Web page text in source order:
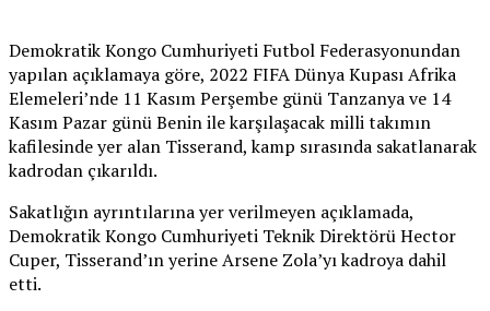
Demokratik Kongo Cumhuriyeti Futbol Federasyonundan
yapılan açıklamaya göre, 2022 FIFA Dünya Kupası Afrika
Elemeleri’nde 11 Kasım Perşembe günü Tanzanya ve 14
Kasım Pazar günü Benin ile karşılaşacak milli takımın
kafilesinde yer alan Tisserand, kamp sırasında sakatlanarak
kadrodan çıkarıldı.
Sakatlığın ayrıntılarına yer verilmeyen açıklamada,
Demokratik Kongo Cumhuriyeti Teknik Direktörü Hector
Cuper, Tisserand’ın yerine Arsene Zola’yı kadroya dahil
etti.